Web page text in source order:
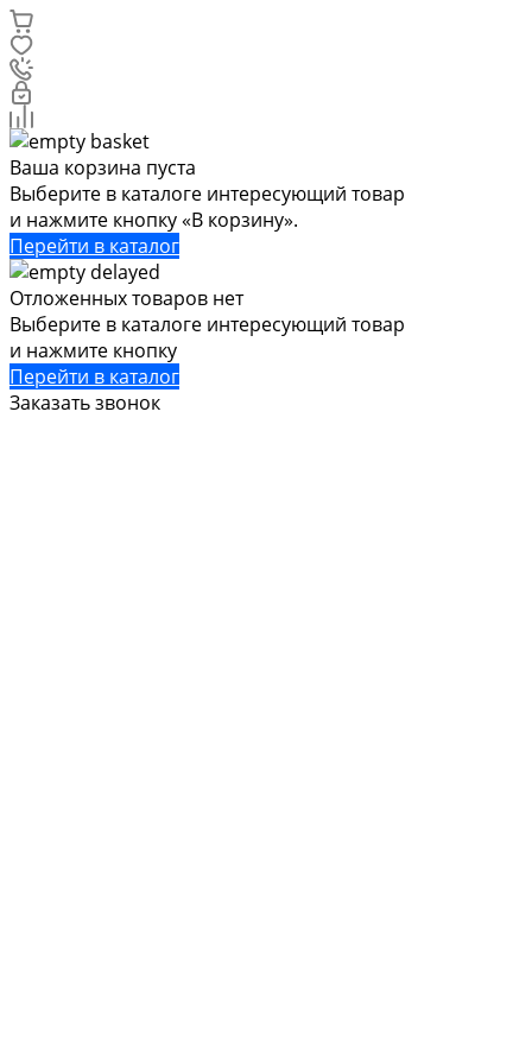
Ваша корзина пуста
Выберите в каталоге интересующий товар
и нажмите кнопку «В корзину».
Перейти в каталог
Отложенных товаров нет
Выберите в каталоге интересующий товар
и нажмите кнопку
Перейти в каталог
Заказать звонок